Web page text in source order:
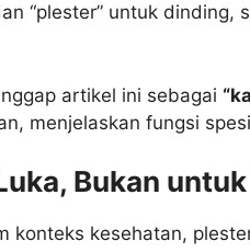
“plester” untuk
artikel ini sebagai
menjelaskan fungsi
Bukan
konteks kesehatan,